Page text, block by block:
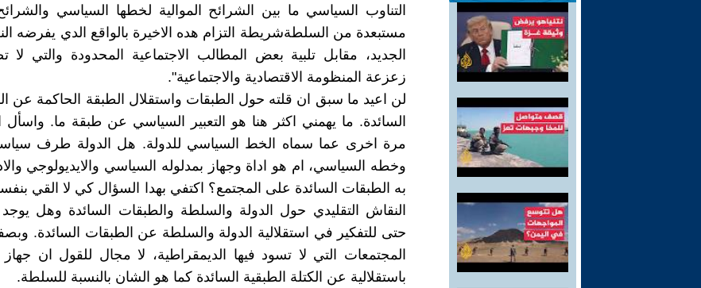
التناوب السياسي ما بين الشرائح الموالية لخطها السياسي
مستبعدة من السلطةشريطة التزام هده الاخيرة بالواقع الدي يفرضه
الجديد، مقابل تلبية بعض المطالب الاجتماعية المحدودة والتي
زعزعة المنظومة الاقتصادية والاجتماعية".
لن اعيد ما سبق ان قلته حول الطبقات واستقلال الطبقة الحاكمة عن
السائدة. ما يهمني اكثر هنا هو التعبير السياسي عن طبقة ما. واسأل
مرة اخرى عما سماه الخط السياسي للدولة. هل الدولة طرف
وخطه السياسي، ام هو اداة وجهاز بمدلوله السياسي والايديولوجي
به الطبقات السائدة على المجتمع؟ اكتفي بهدا السؤال كي لا القي
النقاش التقليدي حول الدولة والسلطة والطبقات السائدة وهل
حتى للتفكير في استقلالية الدولة والسلطة عن الطبقات السائدة.
المجتمعات التي لا تسود فيها الديمقراطية، لا مجال للقول ان جهاز
باستقلالية عن الكتلة الطبقية السائدة كما هو الشان بالنسبة للسلطة.